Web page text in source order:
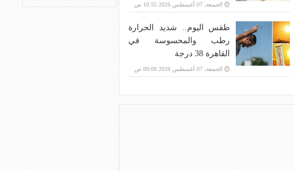
الجمعة، 07 أغسطس 2026 10:55 ص
طقس اليوم.. شديد الحرارة
رطب والمحسوسة في
القاهرة 38 درجة
الجمعة، 07 أغسطس 2026 09:00 ص